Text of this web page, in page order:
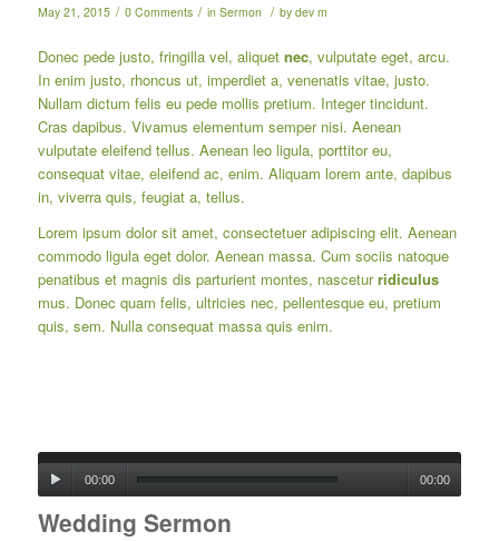
May 21, 2015 / 0 Comments / in Sermon / by dev m
Donec pede justo, fringilla vel, aliquet nec, vulputate eget, arcu.
In enim justo, rhoncus ut, imperdiet a, venenatis vitae, justo.
Nullam dictum felis eu pede mollis pretium. Integer tincidunt.
Cras dapibus. Vivamus elementum semper nisi. Aenean
vulputate eleifend tellus. Aenean leo ligula, porttitor eu,
consequat vitae, eleifend ac, enim. Aliquam lorem ante, dapibus
in, viverra quis, feugiat a, tellus.
Lorem ipsum dolor sit amet, consectetuer adipiscing elit. Aenean
commodo ligula eget dolor. Aenean massa. Cum sociis natoque
penatibus et magnis dis parturient montes, nasceturridiculus
mus. Donec quam felis, ultricies nec, pellentesque eu, pretium
quis, sem. Nulla consequat massa quis enim.
00:00 00:00
Wedding Sermon